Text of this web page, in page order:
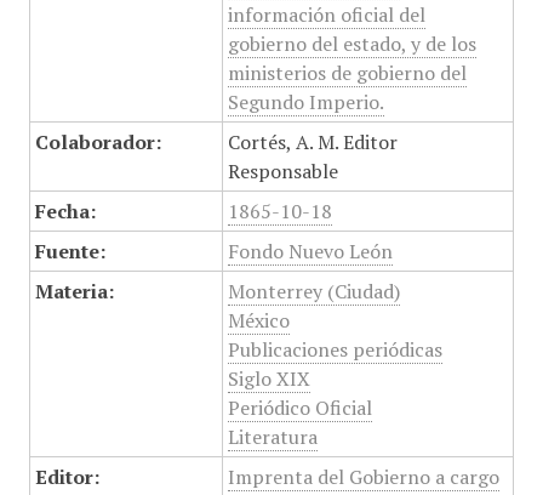
información oficial del
gobierno del estado, y de los
ministerios de gobierno del
Segundo Imperio.
Colaborador:
Cortés, A. M. Editor
Responsable
Fecha:
1865-10-18
Fuente:
Fondo Nuevo León
Materia:
Monterrey (Ciudad)
México
Publicaciones periódicas
Siglo XIX
Periódico Oficial
Literatura
Editor:
Imprenta del Gobierno a cargo